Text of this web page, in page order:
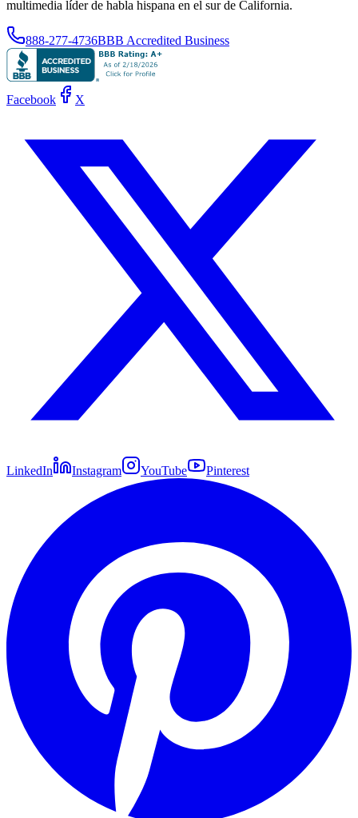
multimedia líder de habla hispana en el sur de California.
888-277-4736BBB Accredited Business
Facebook X
LinkedIn Instagram YouTube Pinterest